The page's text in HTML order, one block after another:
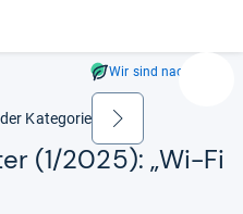
Wir sind nachhaltig
(1/2025): „Wi-​Fi
Kategorie weiter